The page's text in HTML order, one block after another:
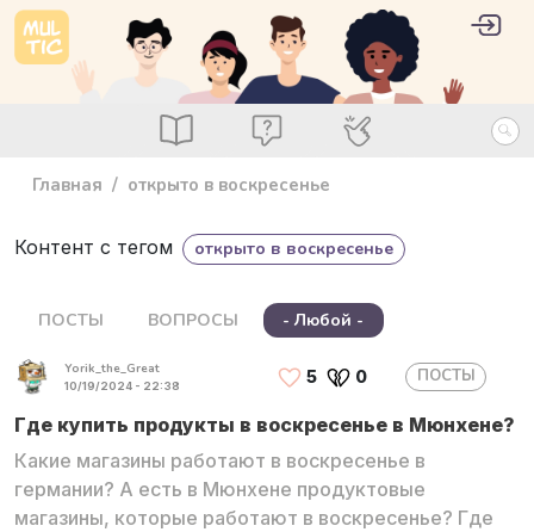
Перейти к основному содержанию
Посты ВопросыСпециалисты
User
Главная открыто в воскресенье
Контент с тегом открыто в воскресенье
ПОСТЫ ВОПРОСЫ - Любой -
Yorik_the_Great
10/19/2024 - 22:38 5 0 ПОСТЫ
Где купить продукты в воскресенье в Мюнхене?
Какие магазины работают в воскресенье в
германии? А есть в Мюнхене продуктовые
магазины, которые работают в воскресенье? Где